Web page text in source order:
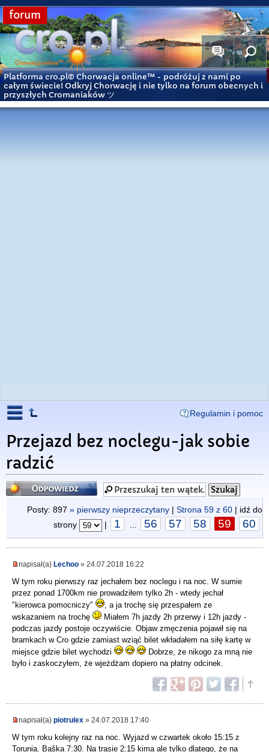
forum
Platforma cro.pl© Chorwacja online™ - podróżuj z nami po
całym świecie! Odkryj Chorwację i nie tylko na forum obecnych i
przyszłych Cromaniaków ツ
Regulamin i pomoc
Przejazd bez noclegu-jak sobie
radzić
Odpowiedz
Posty: 897 » pierwszy nieprzeczytany | Strona 59 z 60 | idź do
strony
| 1 56 57 58 59 60
napisał(a) Lechoo » 24.07.2018 16:22
W tym roku pierwszy raz jechałem bez noclegu i na noc. W sumie
przez ponad 1700km nie prowadziłem tylko 2h - wtedy jechał
"kierowca pomocniczy"
, a ja trochę się przespałem ze
wskazaniem na trochę
Miałem 7h jazdy 2h przerwy i 12h jazdy -
podczas jazdy postoje oczywiście. Objaw zmęczenia pojawił się na
bramkach w Cro gdzie zamiast wziąć bilet wkładałem na siłę kartę w
miejsce gdzie bilet wychodzi
Dobrze, że nikogo za mną nie
było i zaskoczyłem, że wjeżdżam dopiero na płatny odcinek.
napisał(a) piotrulex » 24.07.2018 17:40
W tym roku kolejny raz na noc. Wyjazd w czwartek około 15:15 z
Torunia. Baška 7:30. Na trasie 2:15 kima ale tylko dlatego, że na